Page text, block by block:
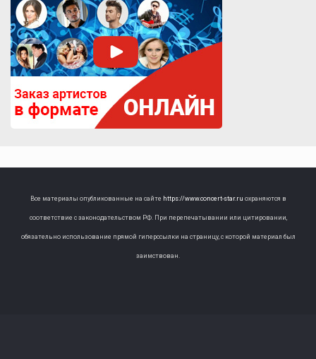
Все материалы опубликованные на сайте https://www.concert-star.ru охраняются в
соответствие с законодательством РФ. При перепечатывании или цитировании,
обязательно использование прямой гиперссылки на страницу, с которой материал был
заимствован.